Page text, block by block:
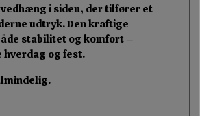
i siden, der tilfører et
udtryk. Den kraftige
stabilitet og komfort –
og fest.